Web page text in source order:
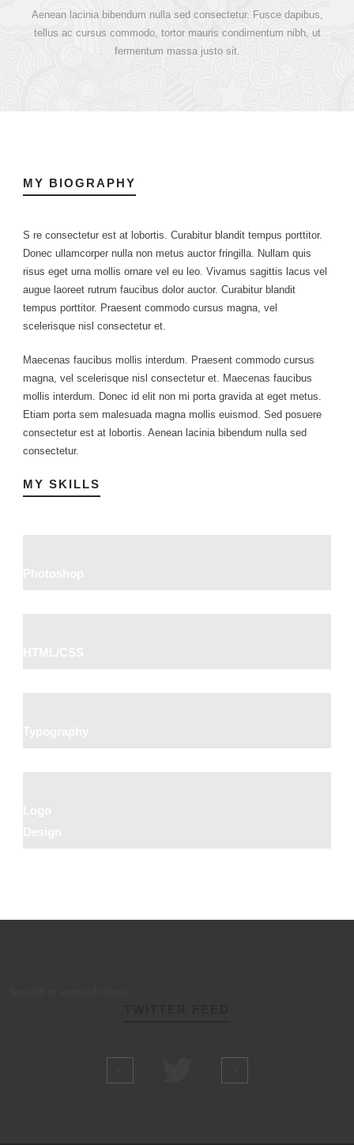
Aenean lacinia bibendum nulla sed consectetur. Fusce dapibus,
tellus ac cursus commodo, tortor mauris condimentum nibh, ut
fermentum massa justo sit.
MY BIOGRAPHY
S re consectetur est at lobortis. Curabitur blandit tempus porttitor.
Donec ullamcorper nulla non metus auctor fringilla. Nullam quis
risus eget urna mollis ornare vel eu leo. Vivamus sagittis lacus vel
augue laoreet rutrum faucibus dolor auctor. Curabitur blandit
tempus porttitor. Praesent commodo cursus magna, vel
scelerisque nisl consectetur et.
Maecenas faucibus mollis interdum. Praesent commodo cursus
magna, vel scelerisque nisl consectetur et. Maecenas faucibus
mollis interdum. Donec id elit non mi porta gravida at eget metus.
Etiam porta sem malesuada magna mollis euismod. Sed posuere
consectetur est at lobortis. Aenean lacinia bibendum nulla sed
consectetur.
MY SKILLS